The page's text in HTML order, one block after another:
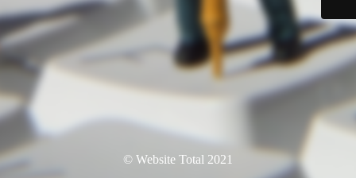
© Website Total 2021